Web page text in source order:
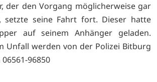
der den Vorgang möglicherweise gar
setzte seine Fahrt fort. Dieser hatte
auf seinem Anhänger geladen.
Unfall werden von der Polizei Bitburg
96850